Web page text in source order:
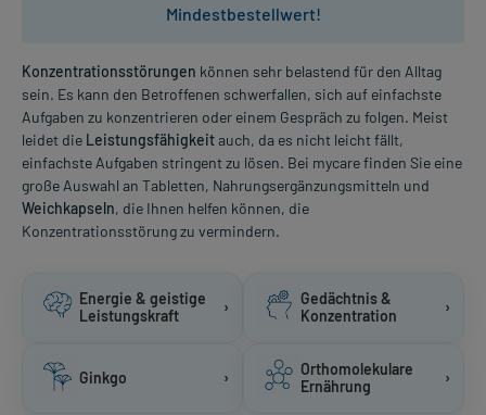
Mindestbestellwert!
Konzentrationsstörungen können sehr belastend für den Alltag
sein. Es kann den Betroffenen schwerfallen, sich auf einfachste
Aufgaben zu konzentrieren oder einem Gespräch zu folgen. Meist
leidet die Leistungsfähigkeitauch, da es nicht leicht fällt,
einfachste Aufgaben stringent zu lösen. Bei mycare finden Sie eine
große Auswahl an Tabletten, Nahrungsergänzungsmitteln und
Weichkapseln, die Ihnen helfen können, die
Konzentrationsstörung zu vermindern.
Energie & geistige
Leistungskraft
›
Gedächtnis &
Konzentration
›
Ginkgo ›
Orthomolekulare
Ernährung
›